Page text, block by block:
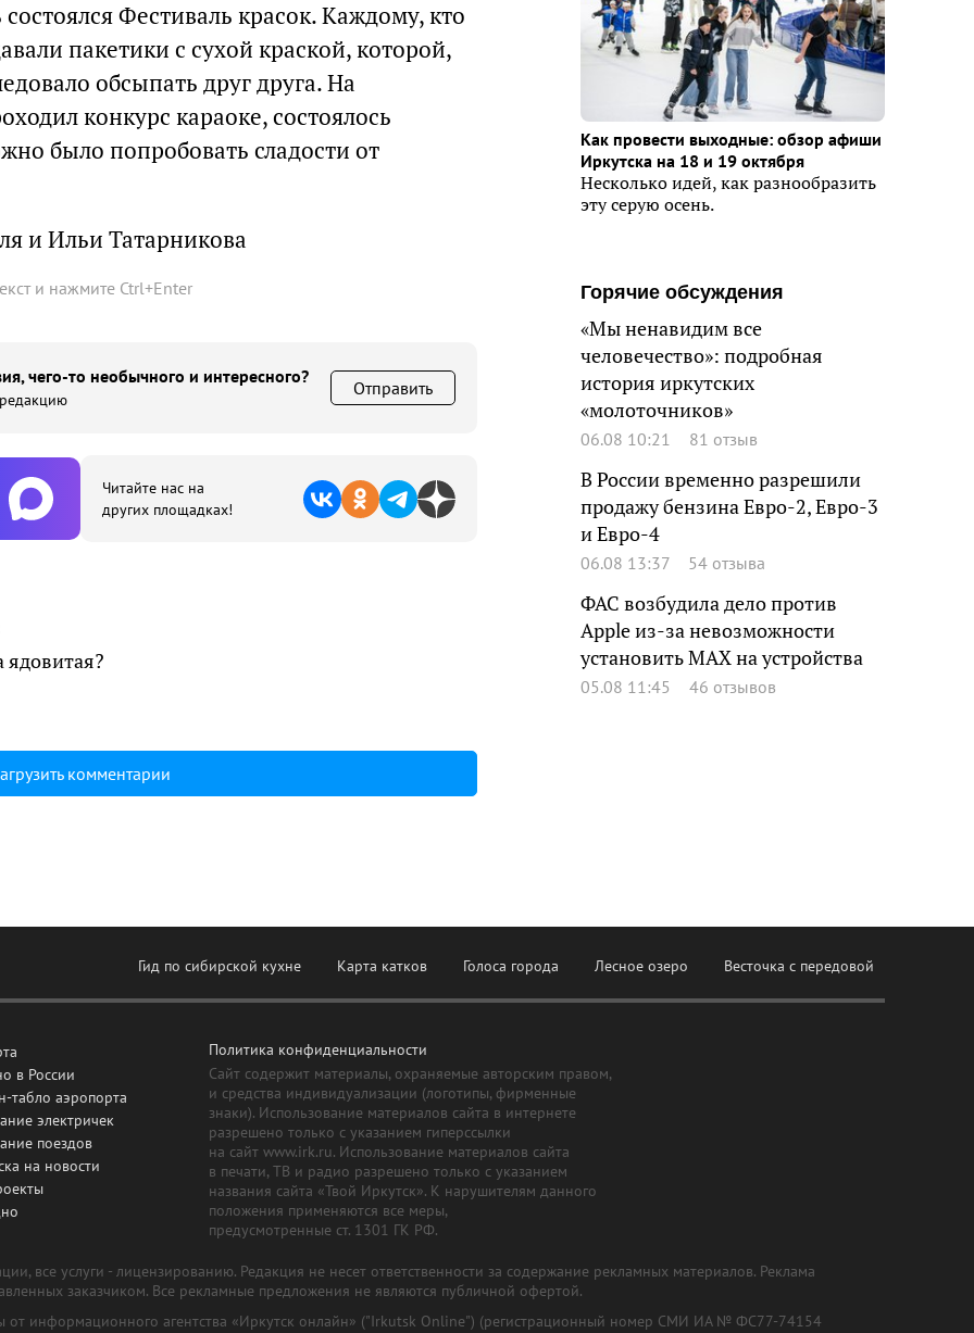
Фестиваль красок. Каждому, кто
пакетики с сухой краской, которой,
обсыпать друг друга. На
конкурс караоке, состоялось
было попробовать сладости от
и Ильи Татарникова
и нажмите Ctrl+Enter
чего-то необычного и интересного?
Отправить
Читайте нас на
других площадках!
ядовитая?
комментарии
Как провести выходные: обзор афиши
Иркутска на 18 и 19 октября
Несколько идей, как разнообразить
эту серую осень.
Горячие обсуждения
«Мы ненавидим все
человечество»: подробная
история иркутских
«молоточников»
06.08 10:21 81 отзыв
В России временно разрешили
продажу бензина Евро-2, Евро-3
и Евро-4
06.08 13:37 54 отзыва
ФАС возбудила дело против
Apple из-за невозможности
установить MAX на устройства
05.08 11:45 46 отзывов
Гид по сибирской кухне Карта катков Голоса города Лесное озеро Весточка с передовой
в России
табло аэропорта
электричек
поездов
на новости
Политика конфиденциальности
Сайт содержит материалы, охраняемые авторским правом,
и средства индивидуализации (логотипы, фирменные
знаки). Использование материалов сайта в интернете
разрешено только с указанием гиперссылки
на сайт www.irk.ru. Использование материалов сайта
в печати, ТВ и радио разрешено только с указанием
названия сайта «Твой Иркутск». К нарушителям данного
положения применяются все меры,
предусмотренные ст. 1301 ГК РФ.
все услуги - лицензированию. Редакция не несет ответственности за содержание рекламных материалов. Реклама
заказчиком. Все рекламные предложения не являются публичной офертой.
от информационного агентства «Иркутск онлайн» ("Irkutsk Online") (регистрационный номер СМИ ИА № ФС77-74154